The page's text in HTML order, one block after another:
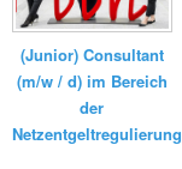
(Junior) Consultant
(m/w / d) im Bereich
der
Netzentgeltregulierung